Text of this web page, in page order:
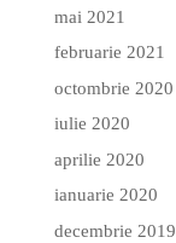
mai 2021
februarie 2021
octombrie 2020
iulie 2020
aprilie 2020
ianuarie 2020
decembrie 2019